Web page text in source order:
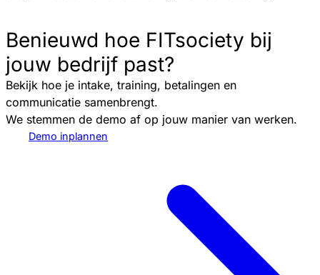
Benieuwd hoe FITsociety bij
jouw bedrijf past?
Bekijk hoe je intake, training, betalingen en
communicatie samenbrengt.
We stemmen de demo af op jouw manier van werken.
Demo inplannen